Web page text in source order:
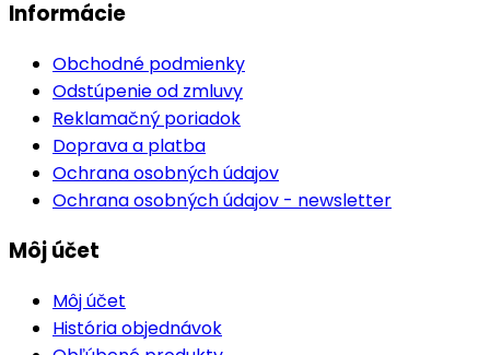
Informácie
Obchodné podmienky
Odstúpenie od zmluvy
Reklamačný poriadok
Doprava a platba
Ochrana osobných údajov
Ochrana osobných údajov - newsletter
Môj účet
Môj účet
História objednávok